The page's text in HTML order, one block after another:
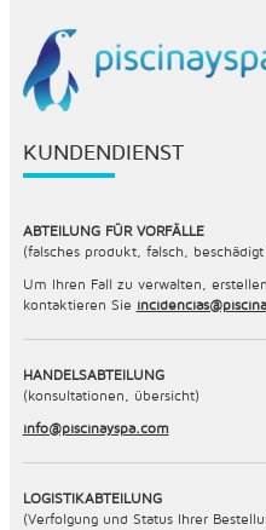
KUNDENDIENST
ABTEILUNG FÜR VORFÄLLE
(falsches produkt, falsch,
Um Ihren Fall zu verwalten,
kontaktieren Sie
HANDELSABTEILUNG
(konsultationen, übersicht)
info@piscinayspa.com
LOGISTIKABTEILUNG
(Verfolgung und Status Ihrer